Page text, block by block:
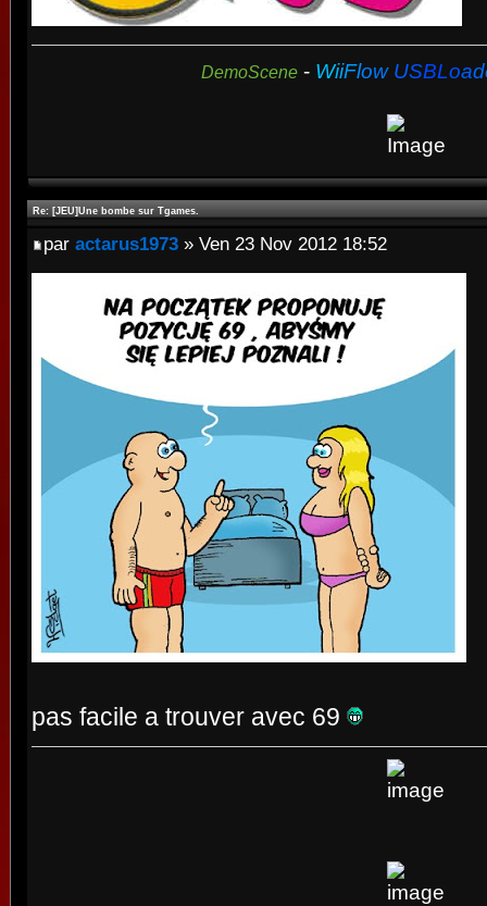
DemoScene - WiiFlow USBLoad
Re: [JEU]Une bombe sur Tgames.
par actarus1973 » Ven 23 Nov 2012 18:52
pas facile a trouver avec 69